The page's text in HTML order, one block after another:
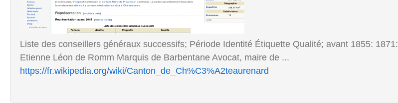
Liste des conseillers généraux successifs; Période Identité Étiquette Qualité; avant 1855: 1871:
Etienne Léon de Romm Marquis de Barbentane Avocat, maire de ...
https://fr.wikipedia.org/wiki/Canton_de_Ch%C3%A2teaurenard